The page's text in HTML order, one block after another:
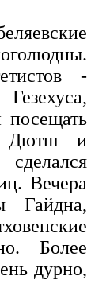
-
посещать
Дютш и
Вечера
Гайдна,
Более
дурно,